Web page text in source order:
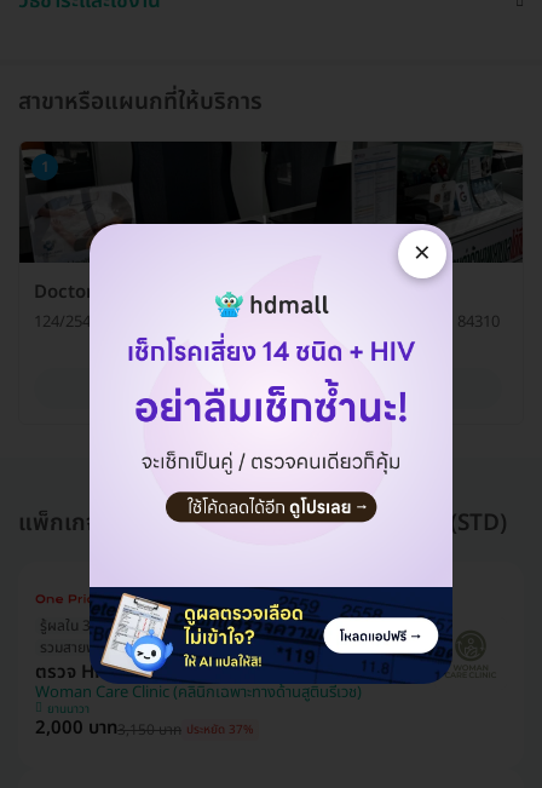
สาขาหรือแผนกที่ให้บริการ
1
Doctor Lamai Clinic (ด็อกเตอร์ละไมคลินิกเวชกรรม)
124/254 หมู่ 3 ถ. เลียบหาดละไม ต. มะเร็ต อ. เกาะสมุย จ. สุราษฎร์ธานี 84310
ดูรายละเอียด
แพ็กเกจอื่นใน ตรวจโรคติดต่อทางเพศสัมพันธ์ (STD)
รู้ผลใน 3 วัน (กทม.)
รวมสายพันธุ์เสี่ยงมะเร็ง
ตรวจ HPV DNA 29 สายพันธุ์
Woman Care Clinic (คลินิกเฉพาะทางด้านสูตินรีเวช)
ยานนาวา
2,000 บาท3,150 บาท ประหยัด 37%
×